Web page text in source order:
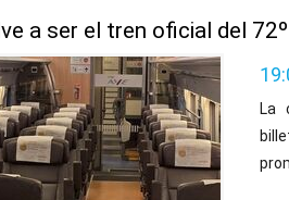
a ser el tren oficial del
La